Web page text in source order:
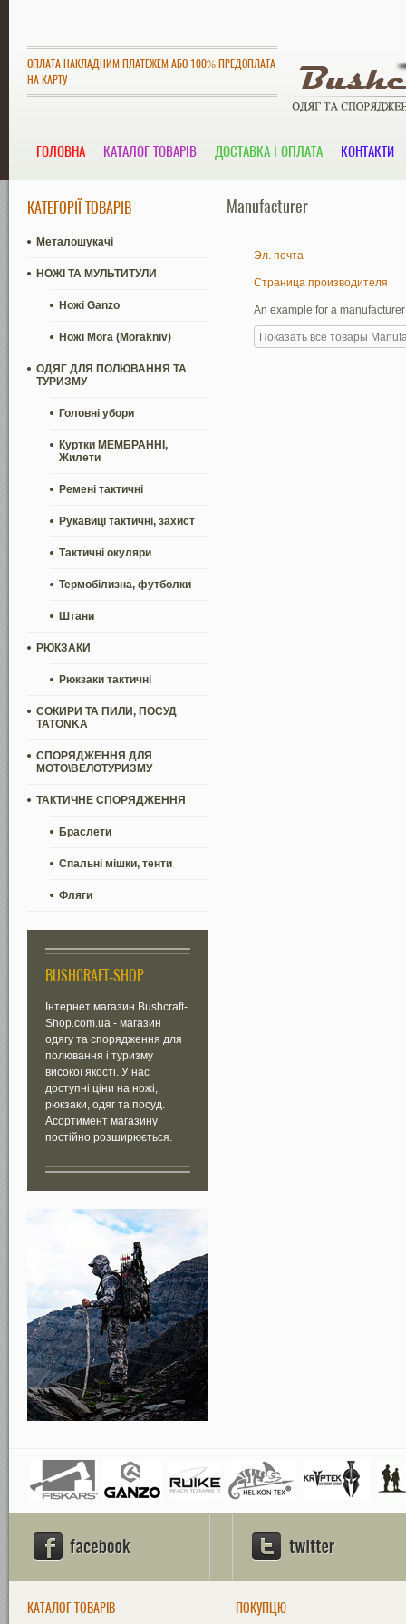
ОПЛАТА НАКЛАДНИМ ПЛАТЕЖЕМ АБО 100% ПРЕДОПЛАТА
НА КАРТУ
ГОЛОВНА КАТАЛОГ ТОВАРІВ ДОСТАВКА І ОПЛАТА КОНТАКТИ
КАТЕГОРІЇ ТОВАРІВ
Металошукачі
НОЖІ ТА МУЛЬТИТУЛИ
Ножі Ganzo
Ножі Mora (Morakniv)
ОДЯГ ДЛЯ ПОЛЮВАННЯ ТА
ТУРИЗМУ
Головні убори
Куртки МЕМБРАННІ,
Жилети
Ремені тактичні
Рукавиці тактичні, захист
Тактичні окуляри
Термобілизна, футболки
Штани
РЮКЗАКИ
Рюкзаки тактичні
СОКИРИ ТА ПИЛИ, ПОСУД
TATONKA
СПОРЯДЖЕННЯ ДЛЯ
МОТО\ВЕЛОТУРИЗМУ
ТАКТИЧНЕ СПОРЯДЖЕННЯ
Браслети
Спальні мішки, тенти
Фляги
BUSHCRAFT-SHOP
Інтернет магазин Bushcraft-
Shop.com.ua - магазин
одягу та спорядження для
полювання і туризму
високої якості. У нас
доступні ціни на ножі,
рюкзаки, одяг та посуд.
Асортимент магазину
постійно розширюється.
Manufacturer
Эл. почта
Страница производителя
An example for a manufacturer
Показать все товары
КАТАЛОГ ТОВАРІВ ПОКУПЦЮ